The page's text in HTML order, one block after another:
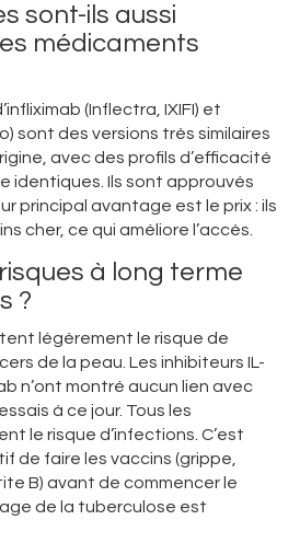
sont-ils aussi
médicaments
(Inflectra, IXIFI) et
sont des versions très similaires
avec des profils d’efficacité
identiques. Ils sont approuvés
principal avantage est le prix : ils
cher, ce qui améliore l’accès.
à long terme
?
légèrement le risque de
de la peau. Les inhibiteurs IL-
n’ont montré aucun lien avec
à ce jour. Tous les
le risque d’infections. C’est
de faire les vaccins (grippe,
B) avant de commencer le
de la tuberculose est